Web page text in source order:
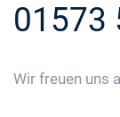
01573
Wir freuen uns